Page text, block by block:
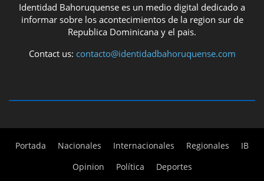
Identidad Bahoruquense es un medio digital dedicado a
informar sobre los acontecimientos de la region sur de
Republica Dominicana y el pais.
Contact us: contacto@identidadbahoruquense.com
Portada Nacionales Internacionales Regionales
IB
Opinion
Política Deportes